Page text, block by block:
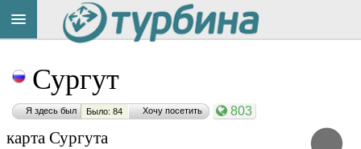
Сургут
Я здесь был Было: 84 Хочу посетить 803
карта Сургута
на
сайте: